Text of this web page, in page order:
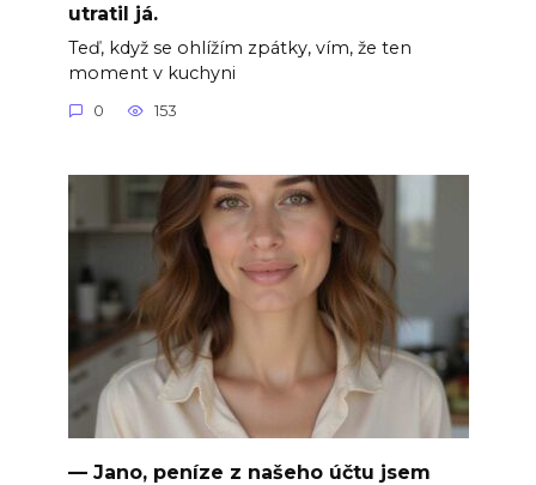
utratil já.
Teď, když se ohlížím zpátky, vím, že ten
moment v kuchyni
0 153
— Jano, peníze z našeho účtu jsem